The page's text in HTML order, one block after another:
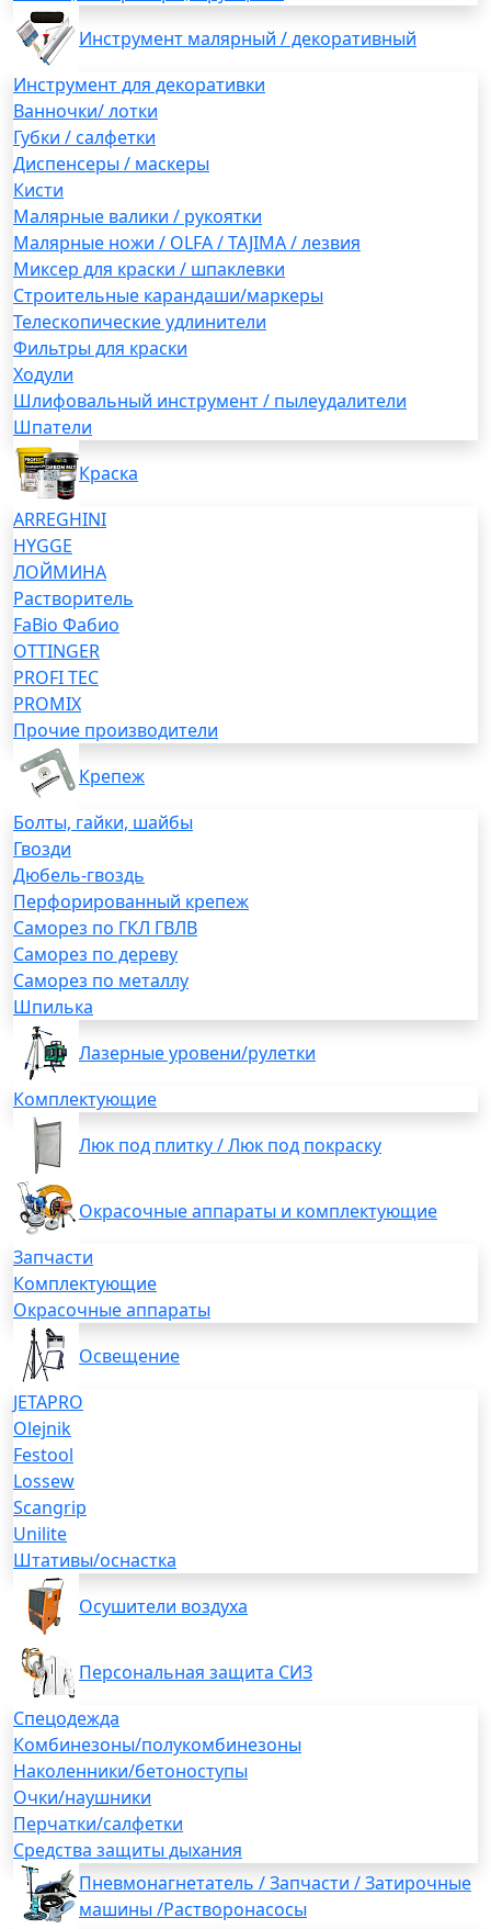
Инструмент малярный / декоративный
Инструмент для декоративки
Ванночки/ лотки
Губки / салфетки
Диспенсеры / маскеры
Кисти
Малярные валики / рукоятки
Малярные ножи / OLFA / TAJIMA / лезвия
Миксер для краски / шпаклевки
Строительные карандаши/маркеры
Телескопические удлинители
Фильтры для краски
Ходули
Шлифовальный инструмент / пылеудалители
Шпатели
Краска
ARREGHINI
HYGGE
ЛОЙМИНА
Растворитель
FaBio Фабио
OTTINGER
PROFI TEC
PROMIX
Прочие производители
Крепеж
Болты, гайки, шайбы
Гвозди
Дюбель-гвоздь
Перфорированный крепеж
Саморез по ГКЛ ГВЛВ
Саморез по дереву
Саморез по металлу
Шпилька
Лазерные уровени/рулетки
Комплектующие
Люк под плитку / Люк под покраску
Окрасочные аппараты и комплектующие
Запчасти
Комплектующие
Окрасочные аппараты
Освещение
JETAPRO
Olejnik
Festool
Lossew
Scangrip
Unilite
Штативы/оснастка
Осушители воздуха
Персональная защита СИЗ
Спецодежда
Комбинезоны/полукомбинезоны
Наколенники/бетоноступы
Очки/наушники
Перчатки/салфетки
Средства защиты дыхания
Пневмонагнетатель / Запчасти / Затирочные
машины /Растворонасосы